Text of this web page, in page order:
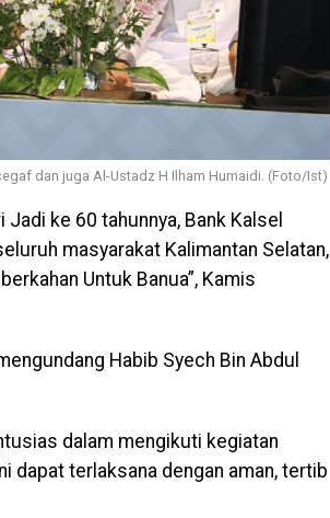
dan juga Al-Ustadz H Ilham Humaidi. (Foto/Ist)
ke 60 tahunnya, Bank Kalsel
masyarakat Kalimantan Selatan,
Untuk Banua”, Kamis
Habib Syech Bin Abdul
dalam mengikuti kegiatan
dapat terlaksana dengan aman, tertib